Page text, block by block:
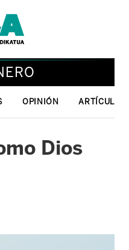
OPINIÓN
Dios